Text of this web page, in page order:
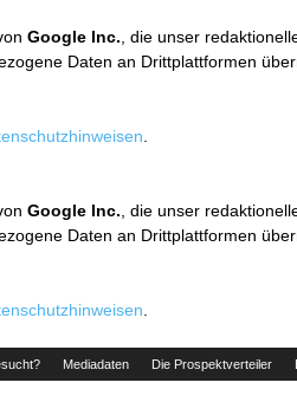
Google Inc. , die unser
Daten an Drittplattformen
Google Inc. , die unser
Daten an Drittplattformen
Mediadaten Die Prospektverteiler